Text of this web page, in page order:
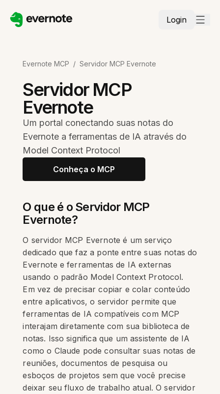
Login
Evernote MCP / Servidor MCP Evernote
Servidor MCP
Evernote
Um portal conectando suas notas do
Evernote a ferramentas de IA através do
Model Context Protocol
Conheça o MCP
O que é o Servidor MCP
Evernote?
O servidor MCP Evernote é um serviço
dedicado que faz a ponte entre suas notas do
Evernote e ferramentas de IA externas
usando o padrão Model Context Protocol.
Em vez de precisar copiar e colar conteúdo
entre aplicativos, o servidor permite que
ferramentas de IA compatíveis com MCP
interajam diretamente com sua biblioteca de
notas. Isso significa que um assistente de IA
como o Claude pode consultar suas notas de
reuniões, documentos de pesquisa ou
esboços de projetos sem que você precise
deixar seu fluxo de trabalho atual. O servidor